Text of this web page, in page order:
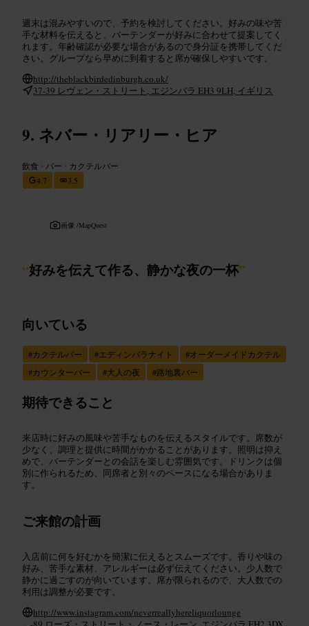
週末は混みやすいので、予約を検討してください。好みの味や苦
手な材料を伝えると、バーテンダーが好みに合わせて提案してく
れます。年齢確認が必要な場合があるので身分証を携帯してくだ
さい。グループなら早めに到着すると席が確保しやすいです。
http://theblackbirdedinburgh.co.uk/
37-39 レヴェン・ストリート, エジンバラ EH3 9LH, イギリス
ネバー・リアリー・ヒア
飲食 • バー • カクテルバー
4.7
3.5
画像 /MapQuest
“好みを伝えて作る、静かな夜の一杯”
向いている
#カクテルバー #エディンバラナイト #オーダーメイドカクテル
#カウンターバー #大人の夜 #路地裏バー
期待できること
来店時に好みの風味や苦手なものを伝えるスタイルです。席数が
少なく、調理と提供に時間がかかることがあります。照明は抑え
めで、バーテンダーとの会話を楽しむ雰囲気です。ドリンクは個
別に作られるため、同席者と別々のペースになる場合がありま
す。
ご来館の計画
入店前に何を好むかを簡潔に伝えるとスムーズです。香りや味の
好み、苦手な素材、アレルギーは必ず伝えてください。少人数で
静かに過ごすのが向いています。席が限られるので、大人数での
利用は調整が必要です。
http://www.instagram.com/neverreallyhereliquorlounge